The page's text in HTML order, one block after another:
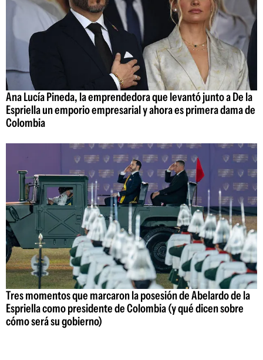
Ana Lucía Pineda, la emprendedora que levantó junto a De la
Espriella un emporio empresarial y ahora es primera dama de
Colombia
Tres momentos que marcaron la posesión de Abelardo de la
Espriella como presidente de Colombia (y qué dicen sobre
cómo será su gobierno)